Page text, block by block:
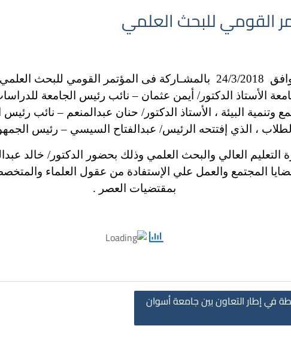
القومي للبحث العلمي
قـامت جامعـة أسـوان أمس السبت الموافق 24/3/2018 بالمشـاركة فى
الأستاذ الدكتور/ أيمن عثمان – نائب رئيس الجامعة
البيئة ، الأستاذ الدكتور/ حنان عبدالمنعم – نائب
الطلاب ، الذي إفتتحه الرئيس/ عبدالفتاح السيسي – رئيس
العالي والبحث العلمي وذلك بحضور الدكتور/ خالد
المجتمع والعمل علي الإستفادة من عقول العلماء
بمقتضيات العصر .
في إطار التعاون بين جامعة أسوان